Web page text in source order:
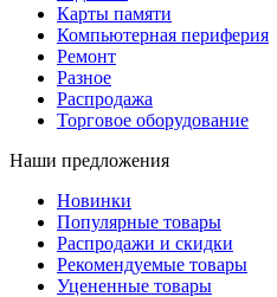
Карты памяти
Компьютерная периферия
Ремонт
Разное
Распродажа
Торговое оборудование
Наши предложения
Новинки
Популярные товары
Распродажи и скидки
Рекомендуемые товары
Уцененные товары